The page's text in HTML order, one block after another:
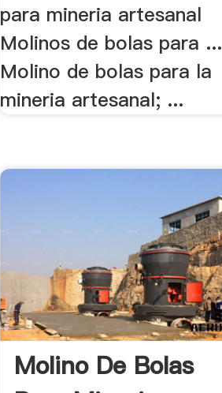
para mineria artesanal
Molinos de bolas para ...
Molino de bolas para la
mineria artesanal; ...
Molino De Bolas